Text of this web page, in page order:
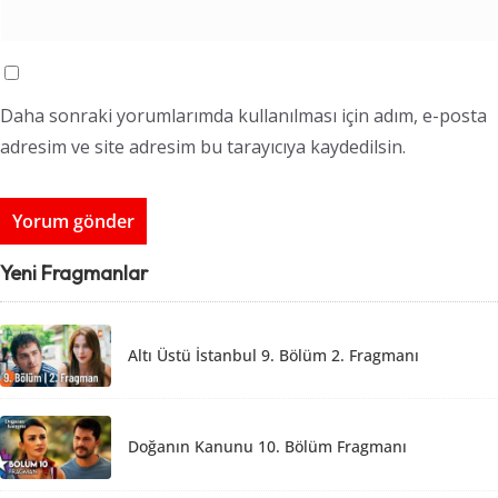
Daha sonraki yorumlarımda kullanılması için adım, e-posta
adresim ve site adresim bu tarayıcıya kaydedilsin.
Yeni Fragmanlar
Altı Üstü İstanbul 9. Bölüm 2. Fragmanı
Doğanın Kanunu 10. Bölüm Fragmanı